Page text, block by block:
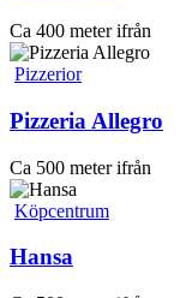
Ca 400 meter ifrån
Pizzerior
Pizzeria Allegro
Ca 500 meter ifrån
Köpcentrum
Hansa